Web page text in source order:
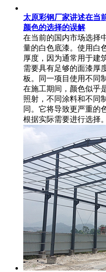
太原彩钢厂家讲述在当
颜色的选择的误解
在当前的国内市场选择
量的白色底漆。使用白
厚度，因为通常用于建
需要具有足够的面漆厚
板。同一项目使用不同
在施工期间，颜色似乎
照射，不同涂料和不同
同。它将导致更严重的
根据实际需要进行选择。